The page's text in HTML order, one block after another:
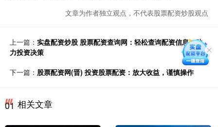
文章为作者独立观点，不代表股票配资炒股观点
上一篇： 实盘配资炒股 股票配资查询网：轻松查询配资信息，助
力投资决策
下一篇： 股票配资网(晋) 投资股票配资：放大收益，谨慎操作
01 相关文章